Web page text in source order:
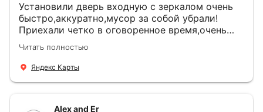
Установили дверь входную с зеркалом очень
быстро,аккуратно,мусор за собой убрали!
Приехали четко в оговоренное время,очень
вежливые,деликатные рабочие .Все
понравилось и дверь ,и работа и цена!
Читать полностью
Яндекс Карты
Alex and Er